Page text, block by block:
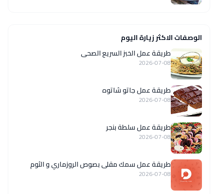
الوصفات الاكثر زيارة اليوم
طريقة عمل الخبز السريع الصحى
2026-07-08
طريقة عمل جاتو شاتوه
2026-07-08
طريقة عمل سلطة بنجر
2026-07-08
طريقة عمل سمك مقلى بصوص الروزماري و الثوم
2026-07-08